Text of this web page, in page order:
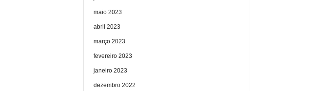
maio 2023
abril 2023
março 2023
fevereiro 2023
janeiro 2023
dezembro 2022